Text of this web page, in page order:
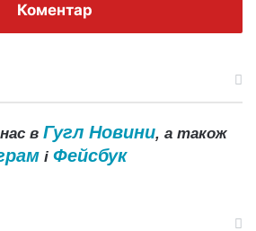
Коментар
в Гугл Новини, а також
і Фейсбук